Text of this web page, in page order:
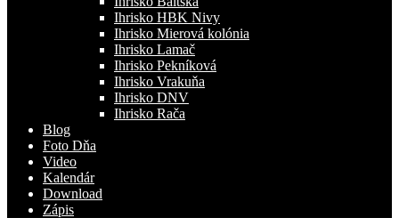
Ihrisko HBK Nivy
Ihrisko Mierová kolónia
Ihrisko Lamač
Ihrisko Pekníková
Ihrisko Vrakuňa
Ihrisko DNV
Ihrisko Rača
Blog
Foto Dňa
Video
Kalendár
Download
Zápis